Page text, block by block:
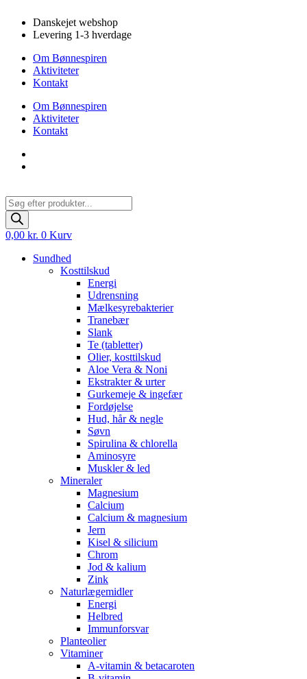
indhold
Danskejet webshop
Levering 1-3 hverdage
Om Bønnespiren
Aktiviteter
Kontakt
Om Bønnespiren
Aktiviteter
Kontakt
Products
search
0,00 kr. 0 Kurv
Sundhed
Kosttilskud
Energi
Udrensning
Mælkesyrebakterier
Tranebær
Slank
Te (tabletter)
Olier, kosttilskud
Aloe Vera & Noni
Ekstrakter & urter
Gurkemeje & ingefær
Fordøjelse
Hud, hår & negle
Søvn
Spirulina & chlorella
Aminosyre
Muskler & led
Mineraler
Magnesium
Calcium
Calcium & magnesium
Jern
Kisel & silicium
Chrom
Jod & kalium
Zink
Naturlægemidler
Energi
Helbred
Immunforsvar
Planteolier
Vitaminer
A-vitamin & betacaroten